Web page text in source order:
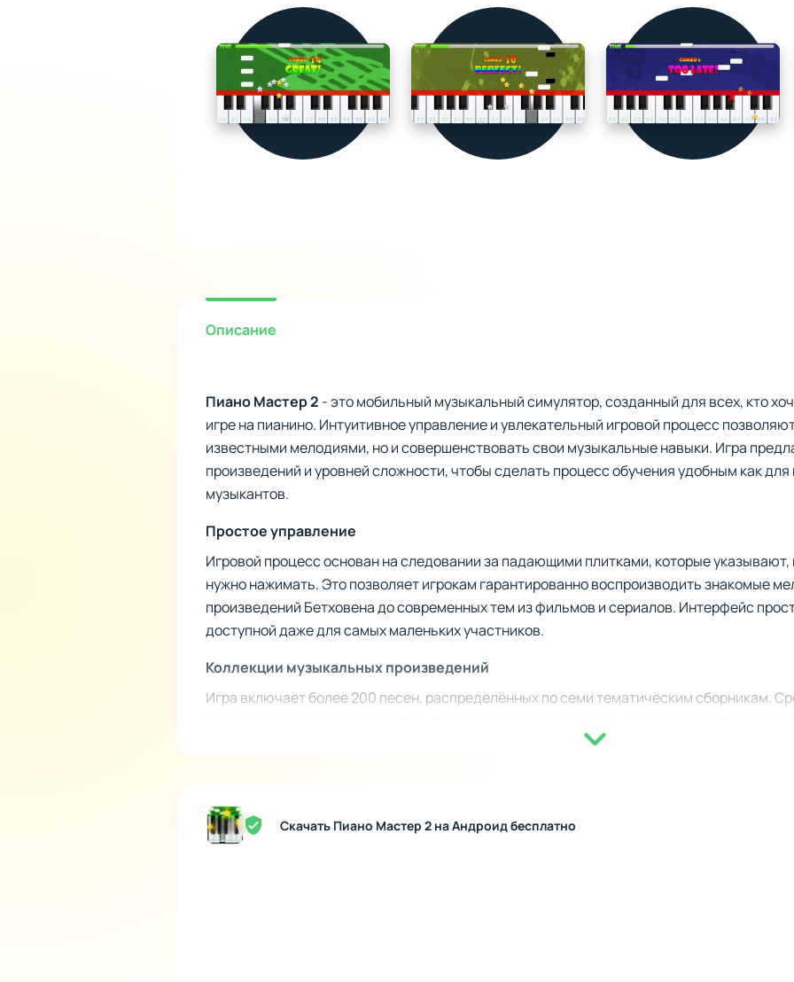
Описание
Пиано Мастер 2 - это мобильный музыкальный симулятор, созданный для всех, кто
игре на пианино. Интуитивное управление и увлекательный игровой процесс
известными мелодиями, но и совершенствовать свои музыкальные навыки. Игра
произведений и уровней сложности, чтобы сделать процесс обучения удобным как
музыкантов.
Простое управление
Игровой процесс основан на следовании за падающими плитками, которые
нужно нажимать. Это позволяет игрокам гарантированно воспроизводить знакомые
произведений Бетховена до современных тем из фильмов и сериалов. Интерфейс
доступной даже для самых маленьких участников.
Коллекции музыкальных произведений
Игра включает более 200 песен, распределённых по семи тематическим сборникам.
погрузиться в определённый жанр или эпоху, предоставляя уникальный опыт. Вы
Скачать Пиано Мастер 2 на Андроид бесплатно